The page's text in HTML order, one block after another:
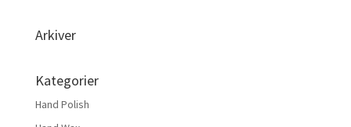
Arkiver
Kategorier
Hand Polish